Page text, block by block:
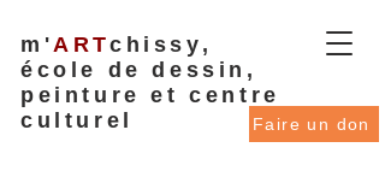
m'ARTchissy,
école de dessin,
peinture et centre
culturel
Faire un don